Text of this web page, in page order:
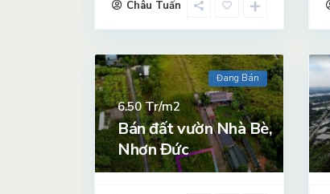
Châu Tuấn
Đang Bán
6.50Tr/m2
Bán đất vườn Nhà Bè,
Nhơn Đức